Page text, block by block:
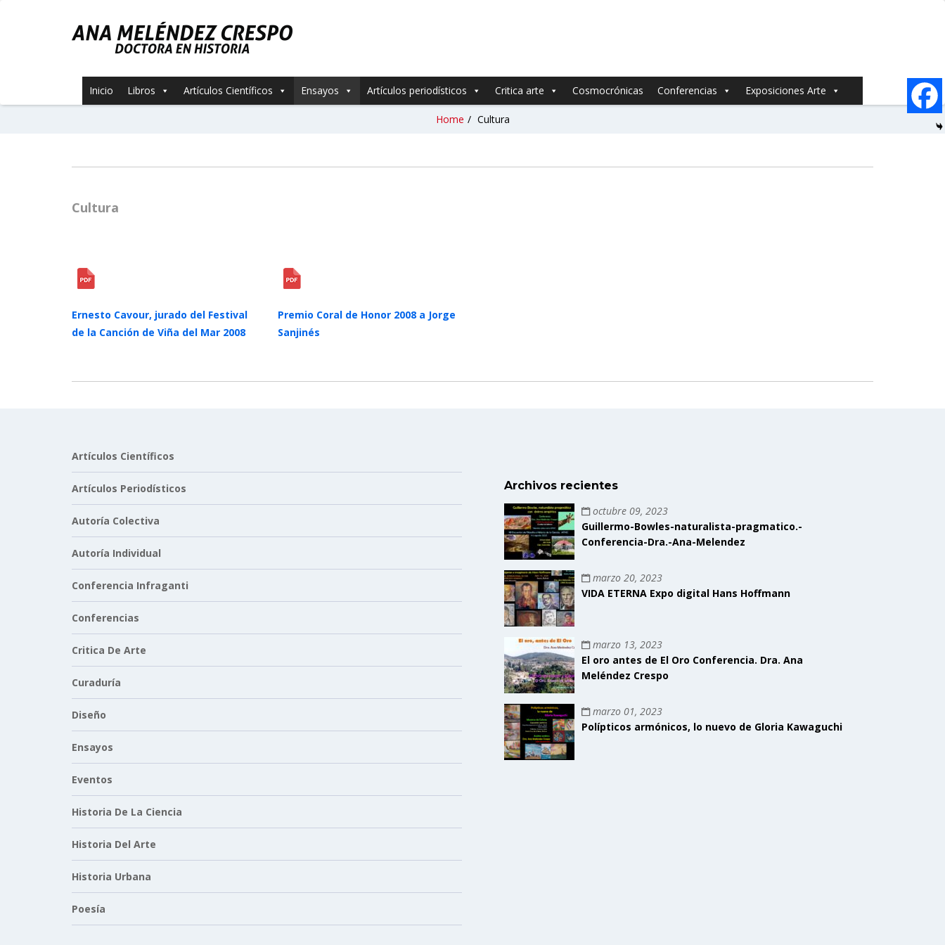
Inicio Libros Artículos Científicos Ensayos Artículos periodísticos Critica arte Cosmocrónicas Conferencias Exposiciones Arte
Home / Cultura
Cultura
Ernesto Cavour, jurado del Festival
de la Canción de Viña del Mar 2008
Premio Coral de Honor 2008 a Jorge
Sanjinés
Artículos Científicos
Artículos Periodísticos
Autoría Colectiva
Autoría Individual
Conferencia Infraganti
Conferencias
Critica De Arte
Curaduría
Diseño
Ensayos
Eventos
Historia De La Ciencia
Historia Del Arte
Historia Urbana
Poesía
Archivos recientes
octubre 09, 2023
Guillermo-Bowles-naturalista-pragmatico.-
Conferencia-Dra.-Ana-Melendez
marzo 20, 2023
VIDA ETERNA Expo digital Hans Hoffmann
marzo 13, 2023
El oro antes de El Oro Conferencia. Dra. Ana
Meléndez Crespo
marzo 01, 2023
Polípticos armónicos, lo nuevo de Gloria Kawaguchi